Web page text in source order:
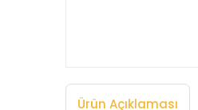
Ürün Açıklaması